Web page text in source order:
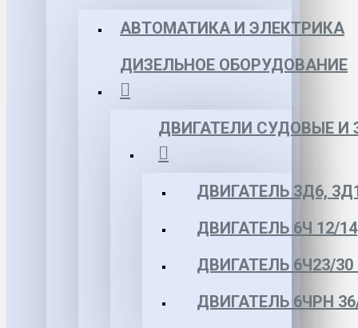
АВТОМАТИКА И ЭЛЕКТРИКА
ДИЗЕЛЬНОЕ ОБОРУДОВАНИЕ
ДВИГАТЕЛИ СУДОВЫЕ И
ДВИГАТЕЛЬ 3Д6,
ДВИГАТЕЛЬ 6Ч 12/14
ДВИГАТЕЛЬ 6Ч23/30
ДВИГАТЕЛЬ 6ЧРН